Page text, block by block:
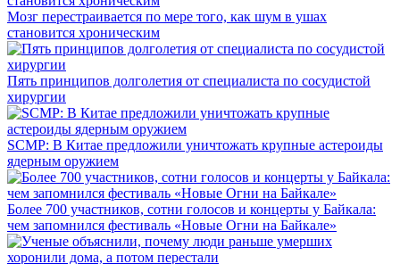
Мозг перестраивается по мере того, как шум в ушах
становится хроническим
Пять принципов долголетия от специалиста по сосудистой
хирургии
SCMP: В Китае предложили уничтожать крупные астероиды
ядерным оружием
Более 700 участников, сотни голосов и концерты у Байкала:
чем запомнился фестиваль «Новые Огни на Байкале»